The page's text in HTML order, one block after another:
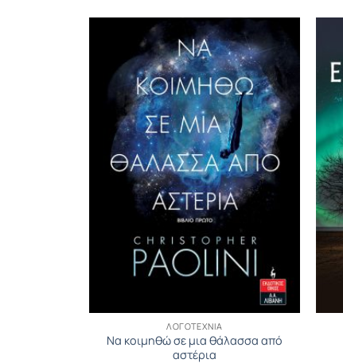
ΛΟΓΟΤΕΧΝΊΑ
Να κοιμηθώ σε μια θάλασσα από
αστέρια